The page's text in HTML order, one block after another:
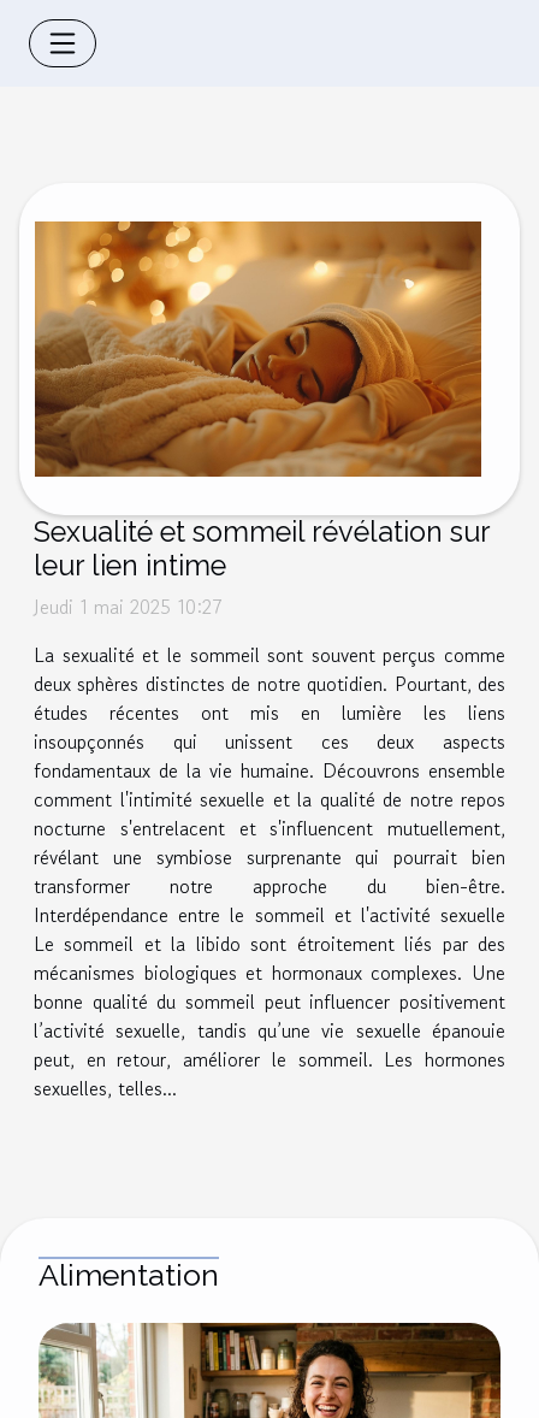
Sexualité et sommeil révélation sur
leur lien intime
Jeudi 1 mai 2025 10:27
La sexualité et le sommeil sont souvent perçus comme
deux sphères distinctes de notre quotidien. Pourtant, des
études récentes ont mis en lumière les liens
insoupçonnés qui unissent ces deux aspects
fondamentaux de la vie humaine. Découvrons ensemble
comment l'intimité sexuelle et la qualité de notre repos
nocturne s'entrelacent et s'influencent mutuellement,
révélant une symbiose surprenante qui pourrait bien
transformer notre approche du bien-être.
Interdépendance entre le sommeil et l'activité sexuelle
Le sommeil et la libido sont étroitement liés par des
mécanismes biologiques et hormonaux complexes. Une
bonne qualité du sommeil peut influencer positivement
l’activité sexuelle, tandis qu’une vie sexuelle épanouie
peut, en retour, améliorer le sommeil. Les hormones
sexuelles, telles...
Alimentation